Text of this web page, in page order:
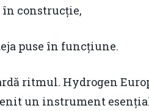
în construcție,
puse în funcțiune.
ritmul. Hydrogen
un instrument